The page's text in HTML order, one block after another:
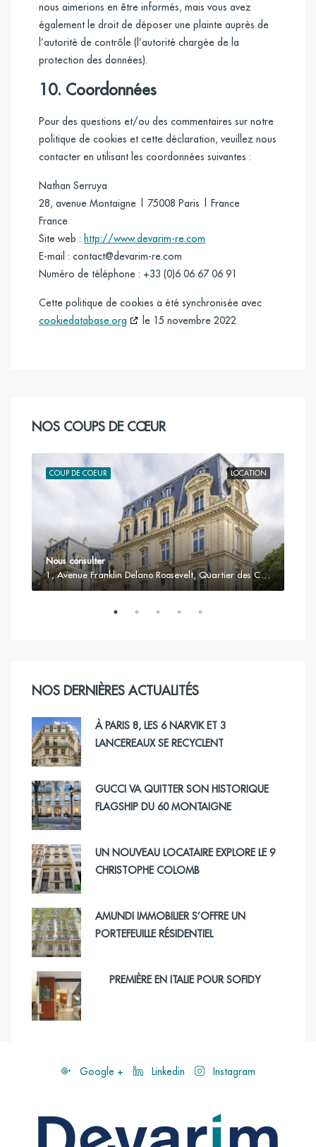
nous aimerions en être informés, mais vous avez
également le droit de déposer une plainte auprès de
l’autorité de contrôle (l’autorité chargée de la
protection des données).
10. Coordonnées
Pour des questions et/ou des commentaires sur notre
politique de cookies et cette déclaration, veuillez nous
contacter en utilisant les coordonnées suivantes :
Nathan Serruya
28, avenue Montaigne | 75008 Paris | France
France
Site web : http://www.devarim-re.com
E-mail : contact@devarim-re.com
Numéro de téléphone : +33 (0)6 06 67 06 91
Cette politique de cookies a été synchronisée avec
cookiedatabase.org
le 15 novembre 2022.
NOS COUPS DE CŒUR
LOCATION
COUP DE COEUR
Nous consulter
1, Avenue Franklin Delano Roosevelt, Quartier des Champs-Élysées, Paris 8e Arrondissement, Paris, France métropolitaine, 75008, France
NOS DERNIÈRES ACTUALITÉS
À PARIS 8, LES 6 NARVIK ET 3
LANCEREAUX SE RECYCLENT
GUCCI VA QUITTER SON HISTORIQUE
FLAGSHIP DU 60 MONTAIGNE
UN NOUVEAU LOCATAIRE EXPLORE LE 9
CHRISTOPHE COLOMB
AMUNDI IMMOBILIER S’OFFRE UN
PORTEFEUILLE RÉSIDENTIEL
PREMIÈRE EN ITALIE POUR SOFIDY
Google + Linkedin Instagram